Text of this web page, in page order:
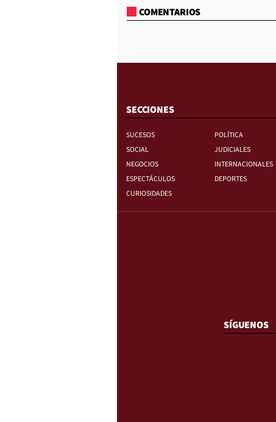
COMENTARIOS
SECCIONES
SUCESOS
POLÍTICA
SOCIAL
JUDICIALES
NEGOCIOS
INTERNACIONALES
ESPECTÁCULOS
DEPORTES
CURIOSIDADES
SÍGUENOS